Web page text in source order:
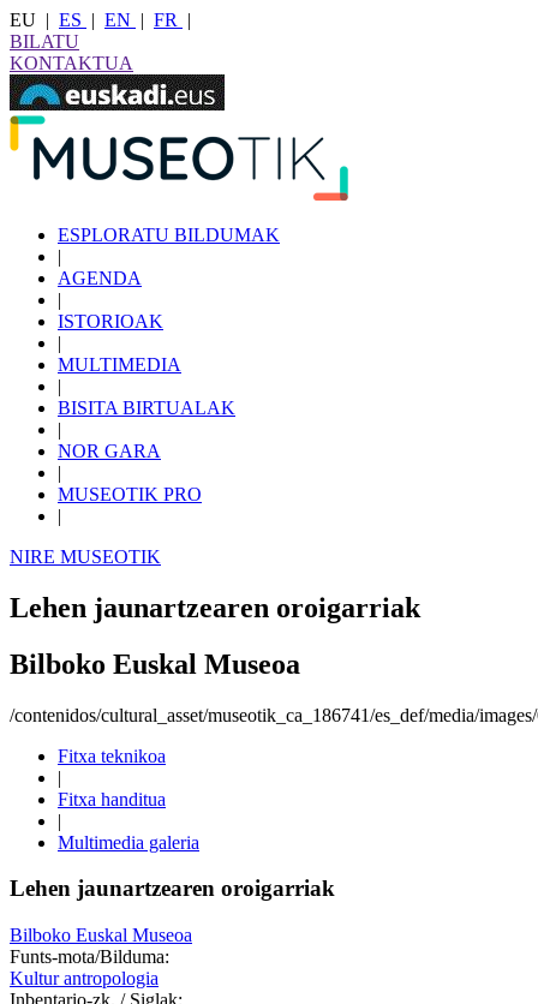
EU | ES | EN | FR
|
BILATU
KONTAKTUA
ESPLORATU BILDUMAK
|
AGENDA
|
ISTORIOAK
|
MULTIMEDIA
|
BISITA BIRTUALAK
|
NOR GARA
|
MUSEOTIK PRO
|
NIRE MUSEOTIK
Lehen jaunartzearen oroigarriak
Bilboko Euskal Museoa
/contenidos/cultural_asset/museotik_ca_186741/es_def/media/
Fitxa teknikoa
|
Fitxa handitua
|
Multimedia galeria
Lehen jaunartzearen oroigarriak
Bilboko Euskal Museoa
Funts-mota/Bilduma:
Kultur antropologia